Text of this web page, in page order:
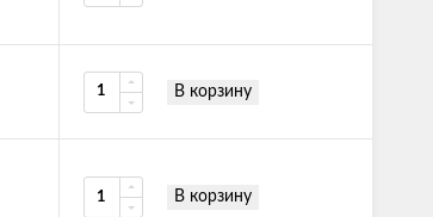
В корзину
В корзину